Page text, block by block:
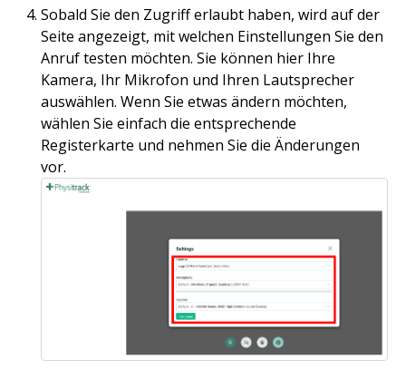
Sobald Sie den Zugriff erlaubt haben, wird auf der
Seite angezeigt, mit welchen Einstellungen Sie den
Anruf testen möchten. Sie können hier Ihre
Kamera, Ihr Mikrofon und Ihren Lautsprecher
auswählen. Wenn Sie etwas ändern möchten,
wählen Sie einfach die entsprechende
Registerkarte und nehmen Sie die Änderungen
vor.